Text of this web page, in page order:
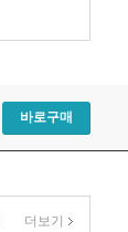
바로구매
더보기